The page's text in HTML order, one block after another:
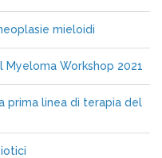
mieloidi
Workshop 2021
prima linea di terapia del